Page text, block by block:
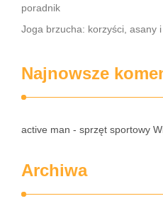
poradnik
Joga brzucha: korzyści, asany
Najnowsze
active man - sprzęt sportowy
Archiwa